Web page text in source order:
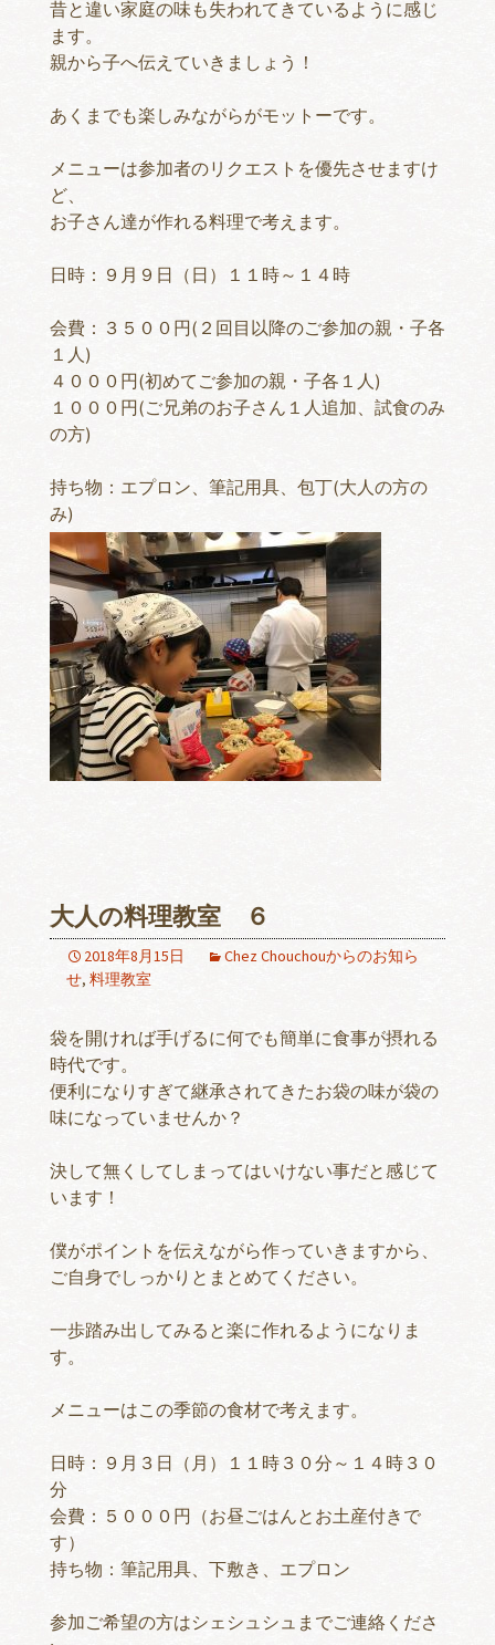
昔と違い家庭の味も失われてきているように感じ
ます。
親から子へ伝えていきましょう！
あくまでも楽しみながらがモットーです。
メニューは参加者のリクエストを優先させますけ
ど、
お子さん達が作れる料理で考えます。
日時：９月９日（日）１１時～１４時
会費：３５００円(２回目以降のご参加の親・子各
１人)
４０００円(初めてご参加の親・子各１人)
１０００円(ご兄弟のお子さん１人追加、試食のみ
の方)
持ち物：エプロン、筆記用具、包丁(大人の方の
み)
大人の料理教室 ６
2018年8月15日
Chez Chouchouからのお知ら
せ, 料理教室
袋を開ければ手げるに何でも簡単に食事が摂れる
時代です。
便利になりすぎて継承されてきたお袋の味が袋の
味になっていませんか？
決して無くしてしまってはいけない事だと感じて
います！
僕がポイントを伝えながら作っていきますから、
ご自身でしっかりとまとめてください。
一歩踏み出してみると楽に作れるようになりま
す。
メニューはこの季節の食材で考えます。
日時：９月３日（月）１１時３０分～１４時３０
分
会費：５０００円（お昼ごはんとお土産付きで
す）
持ち物：筆記用具、下敷き、エプロン
参加ご希望の方はシェシュシュまでご連絡くださ